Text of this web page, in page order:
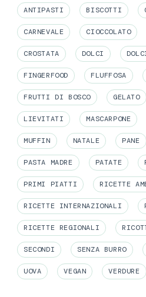
ANTIPASTI BISCOTTI
CARNEVALE CIOCCOLATO
CROSTATA DOLCI
FINGERFOOD FLUFFOSA
FRUTTI DI BOSCO GELATO
LIEVITATI MASCARPONE
MUFFIN NATALE PANE
PASTA MADRE PATATE
PRIMI PIATTI RICETTE
RICETTE INTERNAZIONALI
RICETTE REGIONALI
SECONDI SENZA BURRO
UOVA VEGAN VERDURE